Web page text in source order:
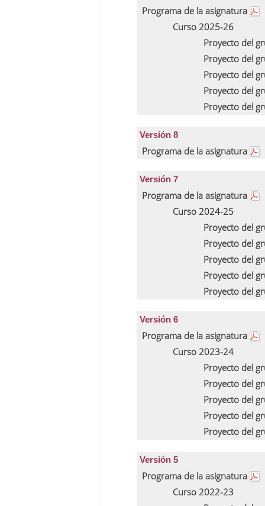
Programa de la asignatura
Curso 2025-26
Proyecto del
Proyecto del
Proyecto del
Proyecto del
Proyecto del
Versión 8
Programa de la asignatura
Versión 7
Programa de la asignatura
Curso 2024-25
Proyecto del
Proyecto del
Proyecto del
Proyecto del
Proyecto del
Versión 6
Programa de la asignatura
Curso 2023-24
Proyecto del
Proyecto del
Proyecto del
Proyecto del
Proyecto del
Versión 5
Programa de la asignatura
Curso 2022-23